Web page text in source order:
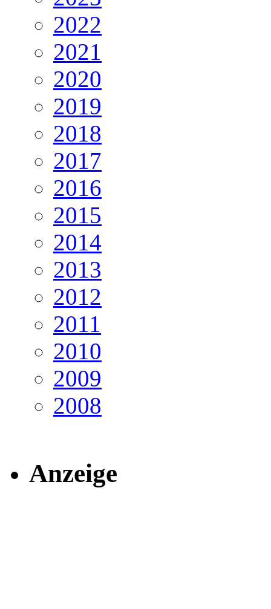
2022
2021
2020
2019
2018
2017
2016
2015
2014
2013
2012
2011
2010
2009
2008
Anzeige